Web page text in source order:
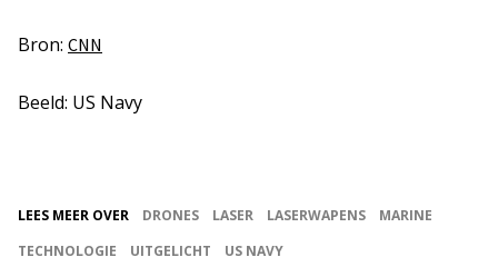
Bron: CNN
Beeld: US Navy
LEES MEER OVER DRONES LASER LASERWAPENS
MARINE
TECHNOLOGIE
UITGELICHT US NAVY